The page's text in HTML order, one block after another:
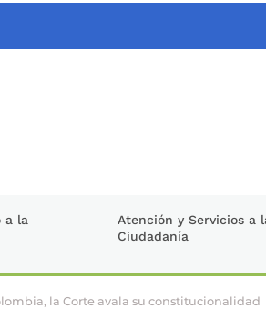
a la
Atención y Servicios a
Ciudadanía
la Corte avala su constitucionalidad